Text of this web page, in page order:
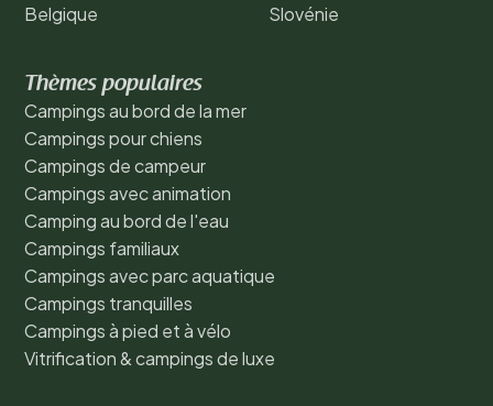
Belgique
Slovénie
Thèmes populaires
Campings au bord de la mer
Campings pour chiens
Campings de campeur
Campings avec animation
Camping au bord de l'eau
Campings familiaux
Campings avec parc aquatique
Campings tranquilles
Campings à pied et à vélo
Vitrification & campings de luxe